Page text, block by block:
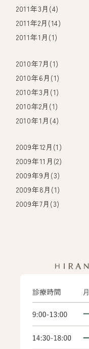
2011年3月(4)
2011年2月(14)
2011年1月(1)
2010年7月(1)
2010年6月(1)
2010年3月(1)
2010年2月(1)
2010年1月(4)
2009年12月(1)
2009年11月(2)
2009年9月(3)
2009年8月(1)
2009年7月(3)